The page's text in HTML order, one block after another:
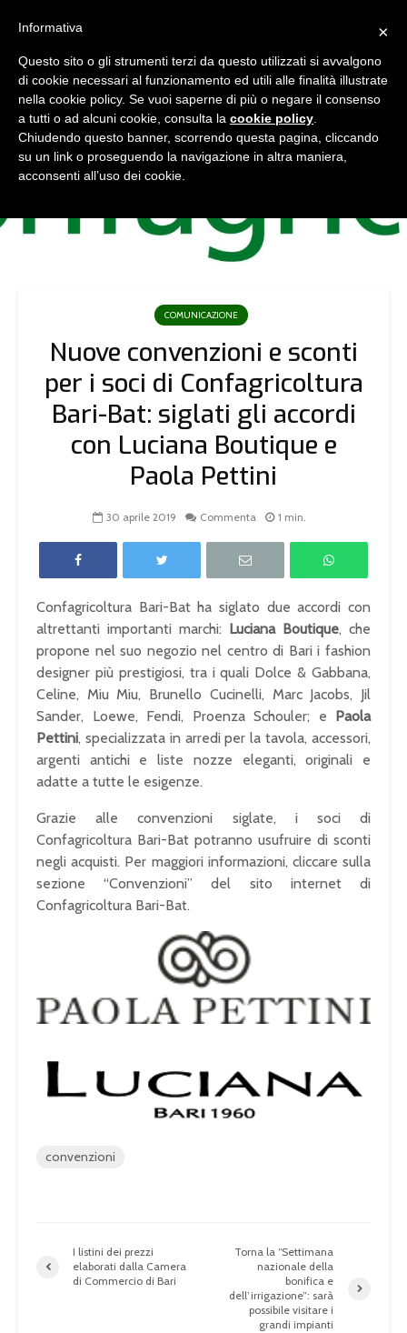
COMUNICAZIONE
Nuove convenzioni e sconti
per i soci di Confagricoltura
Bari-Bat: siglati gli accordi
con Luciana Boutique e
Paola Pettini
30 aprile 2019 Commenta 1 min.
Confagricoltura Bari-Bat ha siglato due accordi con
altrettanti importanti marchi: Luciana Boutique, che
propone nel suo negozio nel centro di Bari i fashion
designer più prestigiosi, tra i quali Dolce & Gabbana,
Celine, Miu Miu, Brunello Cucinelli, Marc Jacobs, Jil
Sander, Loewe, Fendi, Proenza Schouler; e Paola
Pettini, specializzata in arredi per la tavola, accessori,
argenti antichi e liste nozze eleganti, originali e
adatte a tutte le esigenze.
Grazie alle convenzioni siglate, i soci di
Confagricoltura Bari-Bat potranno usufruire di sconti
negli acquisti. Per maggiori informazioni, cliccare sulla
sezione “Convenzioni” del sito internet di
Confagricoltura Bari-Bat.
convenzioni
I listini dei prezzi
elaborati dalla Camera
di Commercio di Bari
Torna la “Settimana
nazionale della
bonifica e
dell’irrigazione”: sarà
possibile visitare i
grandi impianti
×
Informativa
Questo sito o gli strumenti terzi da questo utilizzati si avvalgono
di cookie necessari al funzionamento ed utili alle finalità illustrate
nella cookie policy. Se vuoi saperne di più o negare il consenso
a tutti o ad alcuni cookie, consulta la cookie policy
Chiudendo questo banner, scorrendo questa pagina, cliccando
su un link o proseguendo la navigazione in altra maniera,
acconsenti all’uso dei cookie.